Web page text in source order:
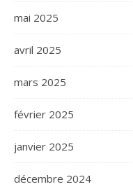
mai 2025
avril 2025
mars 2025
février 2025
janvier 2025
décembre 2024